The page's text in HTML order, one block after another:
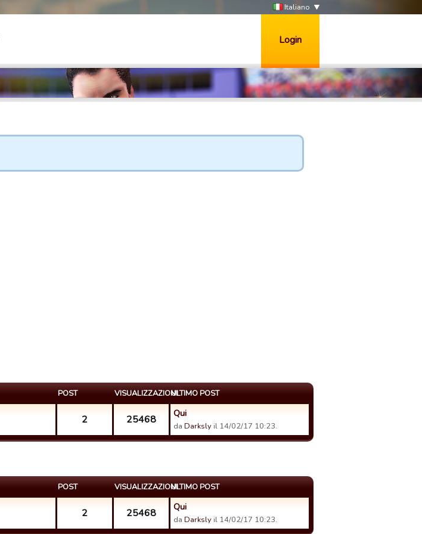
Italiano
Login
POST VISUALIZZAZIONIULTIMO POST
2 25468 Qui
da Darksly il 14/02/17 10:23.
POST VISUALIZZAZIONIULTIMO POST
2 25468 Qui
da Darksly il 14/02/17 10:23.